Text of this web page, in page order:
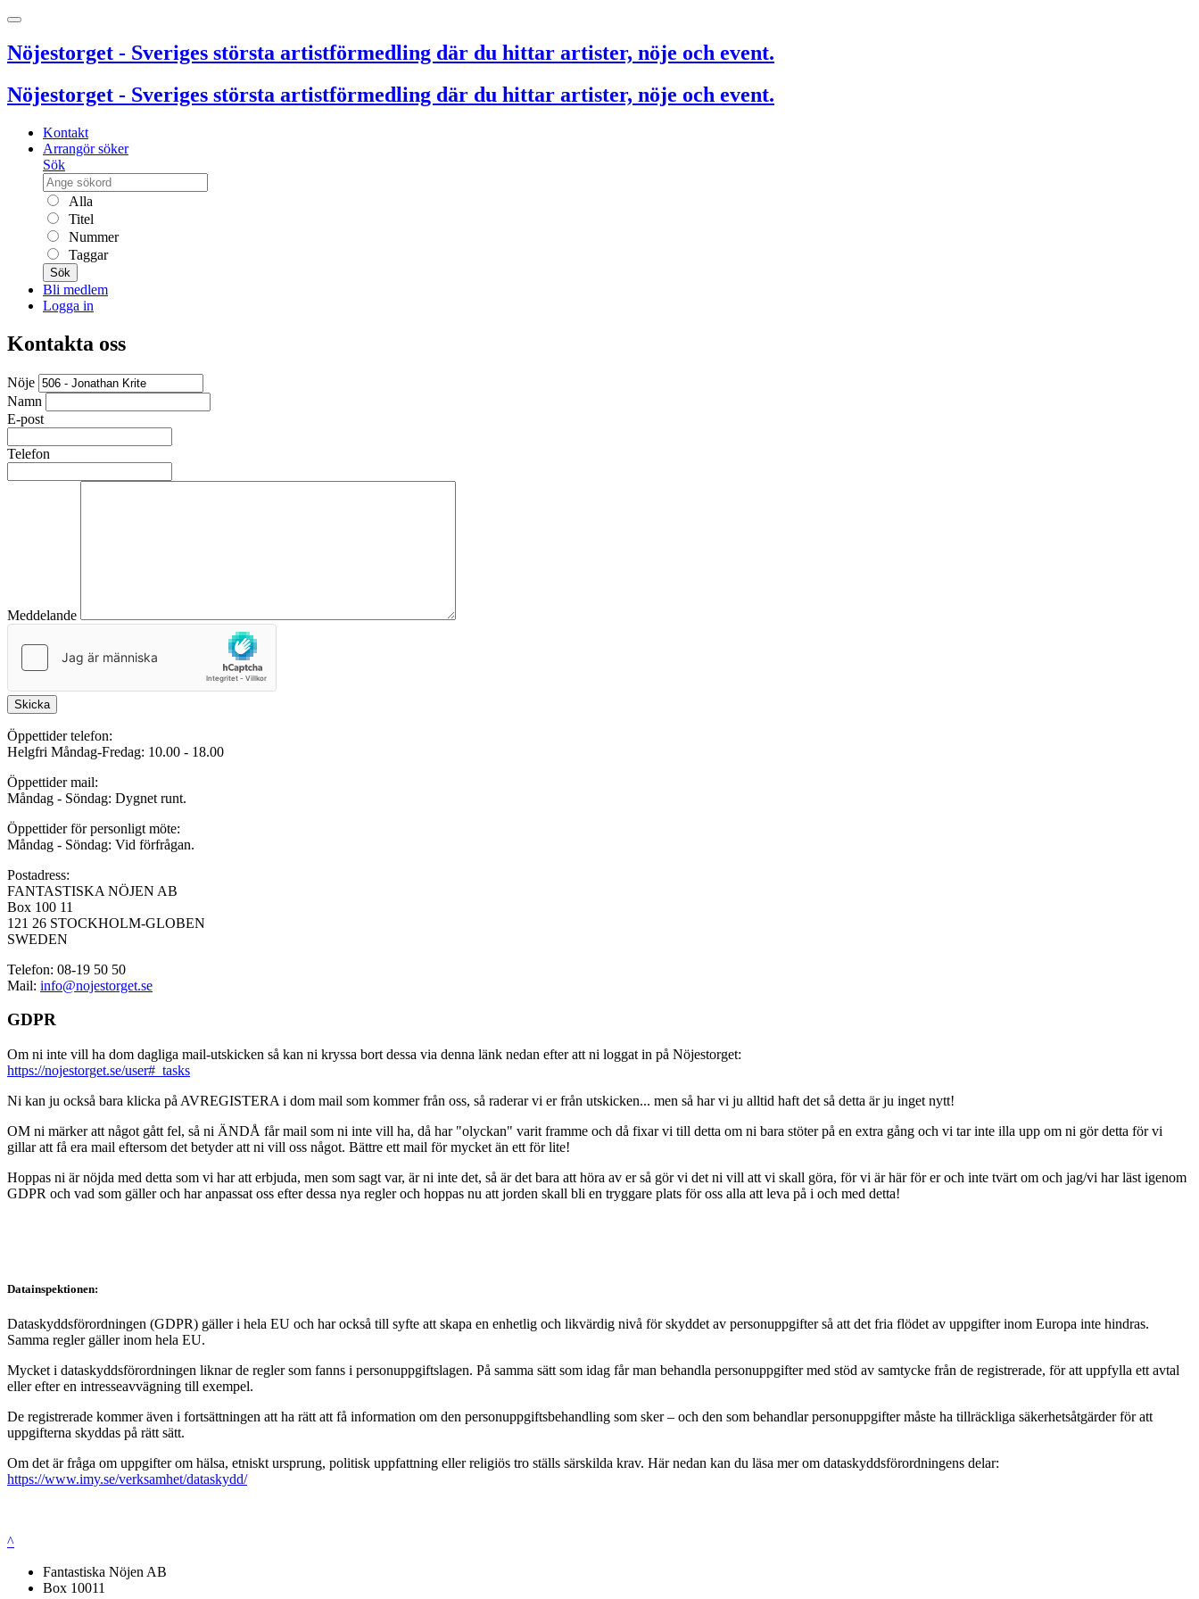
Nöjestorget - Sveriges största artistförmedling där du hittar artister, nöje och event.
Nöjestorget - Sveriges största artistförmedling där du hittar artister, nöje och event.
Kontakt
Arrangör söker
Sök
Alla
Titel
Nummer
Taggar
Sök
Bli medlem
Logga in
Kontakta oss
Nöje
Namn
E-post
Telefon
Meddelande
Skicka
Öppettider telefon:
Helgfri Måndag-Fredag: 10.00 - 18.00
Öppettider mail:
Måndag - Söndag: Dygnet runt.
Öppettider för personligt möte:
Måndag - Söndag: Vid förfrågan.
Postadress:
FANTASTISKA NÖJEN AB
Box 100 11
121 26 STOCKHOLM-GLOBEN
SWEDEN
Telefon: 08-19 50 50
Mail: info@nojestorget.se
GDPR
Om ni inte vill ha dom dagliga mail-utskicken så kan ni kryssa bort dessa via denna länk nedan efter att ni loggat in på Nöjestorget:
https://nojestorget.se/user#_tasks
Ni kan ju också bara klicka på AVREGISTERA i dom mail som kommer från oss, så raderar vi er från utskicken... men så har vi ju alltid haft det så detta är ju inget nytt!
OM ni märker att något gått fel, så ni ÄNDÅ får mail som ni inte vill ha, då har "olyckan" varit framme och då fixar vi till detta om ni bara stöter på en extra gång och vi tar inte illa upp om ni gör detta för vi
gillar att få era mail eftersom det betyder att ni vill oss något. Bättre ett mail för mycket än ett för lite!
Hoppas ni är nöjda med detta som vi har att erbjuda, men som sagt var, är ni inte det, så är det bara att höra av er så gör vi det ni vill att vi skall göra, för vi är här för er och inte tvärt om och jag/vi har läst igenom
GDPR och vad som gäller och har anpassat oss efter dessa nya regler och hoppas nu att jorden skall bli en tryggare plats för oss alla att leva på i och med detta!
Datainspektionen:
Dataskyddsförordningen (GDPR) gäller i hela EU och har också till syfte att skapa en enhetlig och likvärdig nivå för skyddet av personuppgifter så att det fria flödet av uppgifter inom Europa inte hindras.
Samma regler gäller inom hela EU.
Mycket i dataskyddsförordningen liknar de regler som fanns i personuppgiftslagen. På samma sätt som idag får man behandla personuppgifter med stöd av samtycke från de registrerade, för att uppfylla ett avtal
eller efter en intresseavvägning till exempel.
De registrerade kommer även i fortsättningen att ha rätt att få information om den personuppgiftsbehandling som sker – och den som behandlar personuppgifter måste ha tillräckliga säkerhetsåtgärder för att
uppgifterna skyddas på rätt sätt.
Om det är fråga om uppgifter om hälsa, etniskt ursprung, politisk uppfattning eller religiös tro ställs särskilda krav. Här nedan kan du läsa mer om dataskyddsförordningens delar:
https://www.imy.se/verksamhet/dataskydd/
^
Fantastiska Nöjen AB
Box 10011